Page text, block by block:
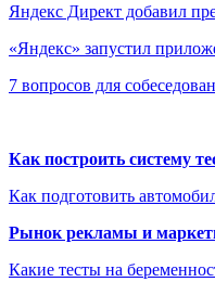
Яндекс Директ добавил
«Яндекс» запустил
7 вопросов для
Как построить систему
Как подготовить
Рынок рекламы и
Какие тесты на